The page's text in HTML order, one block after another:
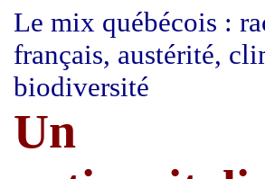
Le mix québécois :
français, austérité,
biodiversité
Un